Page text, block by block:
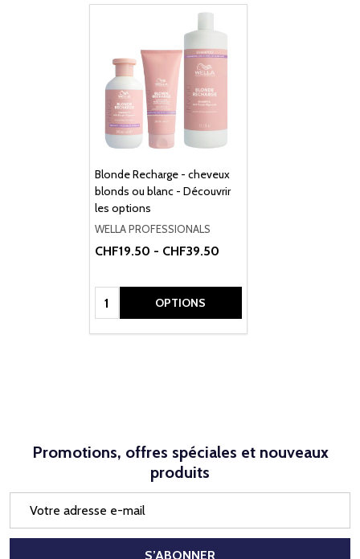
Blonde Recharge - cheveux
blonds ou blanc - Découvrir
les options
WELLA PROFESSIONALS
CHF19.50 - CHF39.50
Quantité: OPTIONS
Promotions, offres spéciales et nouveaux
produits
mail
S’ABONNER